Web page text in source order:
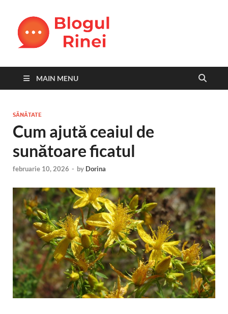
MAIN MENU
SĂNĂTATE
Cum ajută ceaiul de
sunătoare ficatul
februarie 10, 2026 - by Dorina